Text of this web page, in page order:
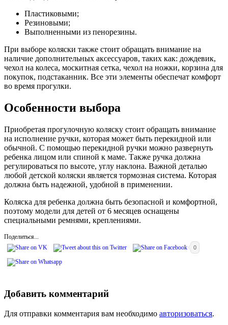
Пластиковыми;
Резиновыми;
Выполненными из пенорезины.
При выборе коляски также стоит обращать внимание на
наличие дополнительных аксессуаров, таких как: дождевик,
чехол на колеса, москитная сетка, чехол на ножки, корзина для
покупок, подстаканник. Все эти элементы обеспечат комфорт
во время прогулки.
Особенности выбора
Приобретая прогулочную коляску стоит обращать внимание
на исполнение ручки, которая может быть перекидной или
обычной. С помощью перекидной ручки можно развернуть
ребенка лицом или спиной к маме. Также ручка должна
регулироваться по высоте, углу наклона. Важной деталью
любой детской коляски является тормозная система. Которая
должна быть надежной, удобной в применении.
Коляска для ребенка должна быть безопасной и комфортной,
поэтому модели для детей от 6 месяцев оснащены
специальными ремнями, креплениями.
Поделиться...
0
Добавить комментарий
Для отправки комментария вам необходимо авторизоваться.